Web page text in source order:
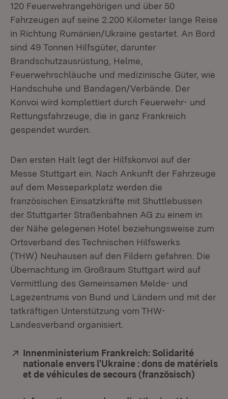
120 Feuerwehrangehörigen und über 50
Fahrzeugen auf seine 2.200 Kilometer lange Reise
in Richtung Rumänien/Ukraine gestartet. An Bord
sind 49 Tonnen Hilfsgüter, darunter
Brandschutzausrüstung, Helme,
Feuerwehrschläuche und medizinische Güter, wie
Handschuhe und Bandagen/Verbände. Der
Konvoi wird komplettiert durch Feuerwehr- und
Rettungsfahrzeuge, die in ganz Frankreich
gespendet wurden.
Den ersten Halt legt der Hilfskonvoi auf der
Messe Stuttgart ein. Nach Ankunft der Fahrzeuge
auf dem Messeparkplatz werden die
französischen Einsatzkräfte mit Shuttlebussen
der Stuttgarter Straßenbahnen AG zu einem in
der Nähe gelegenen Hotel beziehungsweise zum
Ortsverband des Technischen Hilfswerks
(THW) Neuhausen auf den Fildern gefahren. Die
Übernachtung im Großraum Stuttgart wird auf
Vermittlung des Gemeinsamen Melde- und
Lagezentrums von Bund und Ländern und mit der
tatkräftigen Unterstützung vom THW-
Landesverband organisiert.
Extern:
Innenministerium Frankreich: Solidarité
nationale envers l'Ukraine : dons de matériels
et de véhicules de secours (französisch)